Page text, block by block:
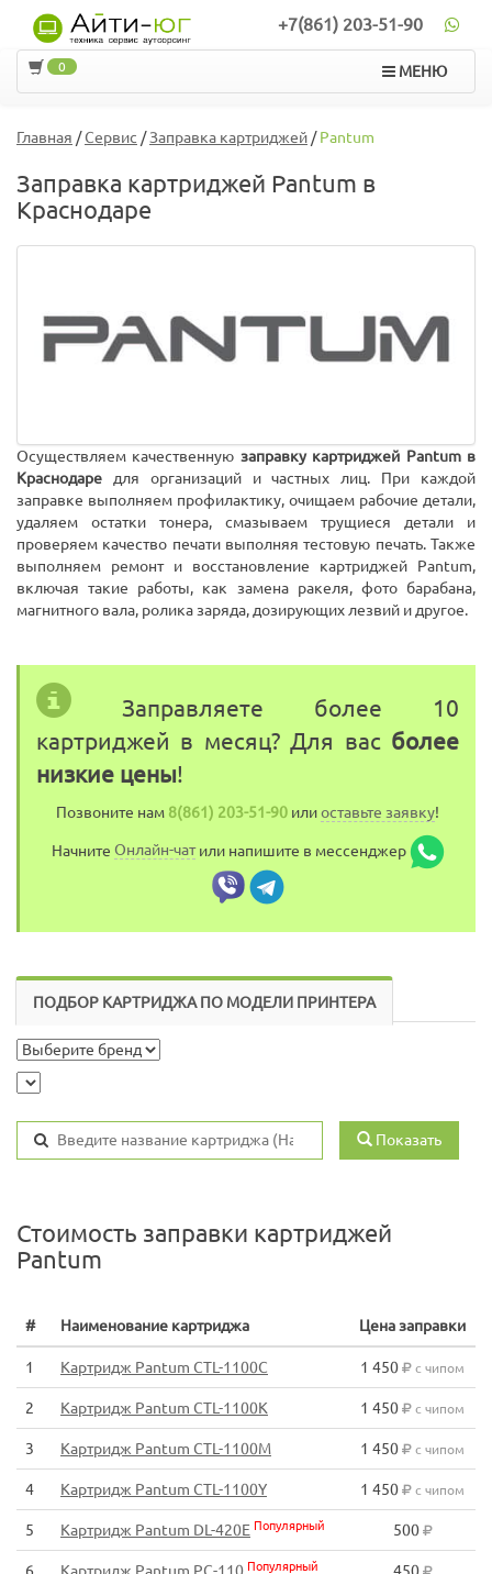
+7(861) 203-51-90
МЕНЮ
0
Главная /Сервис /Заправка картриджей/Pantum
Заправка картриджей Pantum в
Краснодаре
Осуществляем качественную заправку картриджей Pantum в
Краснодаре для организаций и частных лиц. При каждой
заправке выполняем профилактику, очищаем рабочие детали,
удаляем остатки тонера, смазываем трущиеся детали и
проверяем качество печати выполняя тестовую печать. Также
выполняем ремонт и восстановление картриджей Pantum,
включая такие работы, как замена ракеля, фото барабана,
магнитного вала, ролика заряда, дозирующих лезвий и другое.
Заправляете более 10
картриджей в месяц? Для вас более
низкие цены!
Позвоните нам 8(861) 203-51-90 илиоставьте заявку!
Начните Онлайн-чатили напишите в мессенджер
ПОДБОР КАРТРИДЖА ПО МОДЕЛИ ПРИНТЕРА
Показать
Стоимость заправки картриджей
Pantum
# Наименование картриджа Цена заправки
1 Картридж Pantum CTL-1100C 1 450 с чипом
2 Картридж Pantum CTL-1100K 1 450 с чипом
3 Картридж Pantum CTL-1100M 1 450 с чипом
4 Картридж Pantum CTL-1100Y 1 450 с чипом
5 Картридж Pantum DL-420E Популярный 500
Популярный